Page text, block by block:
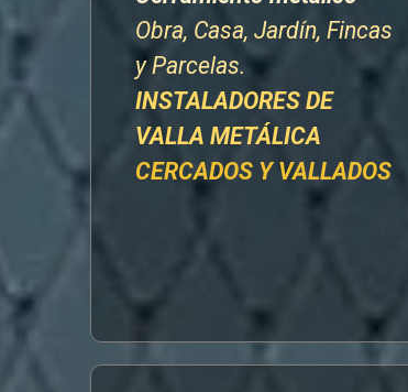
Obra, Casa, Jardín, Fincas
y Parcelas.
INSTALADORES DE
VALLA METÁLICA
CERCADOS Y VALLADOS